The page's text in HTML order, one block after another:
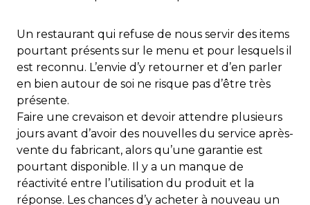
Un restaurant qui refuse de nous servir des items
pourtant présents sur le menu et pour lesquels il
est reconnu. L’envie d’y retourner et d’en parler
en bien autour de soi ne risque pas d’être très
présente.
Faire une crevaison et devoir attendre plusieurs
jours avant d’avoir des nouvelles du service après-
vente du fabricant, alors qu’une garantie est
pourtant disponible. Il y a un manque de
réactivité entre l’utilisation du produit et la
réponse. Les chances d’y acheter à nouveau un